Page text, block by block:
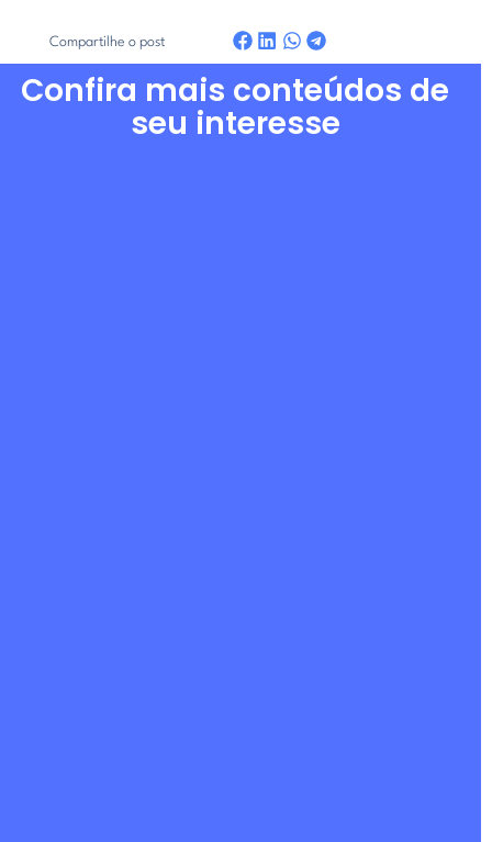
Compartilhe o post
Confira mais conteúdos de
seu interesse